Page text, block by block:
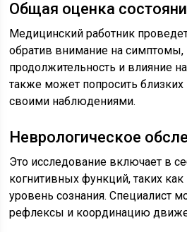
Общая оценка
Медицинский работник
обратив внимание на симптомы,
продолжительность и влияние
также может попросить близких
своими наблюдениями.
Неврологическое
Это исследование включает в
когнитивных функций, таких
уровень сознания. Специалист
рефлексы и координацию